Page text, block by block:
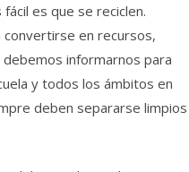
es que se reciclen.
en recursos,
informarnos para
y todos los ámbitos en
deben separarse limpios